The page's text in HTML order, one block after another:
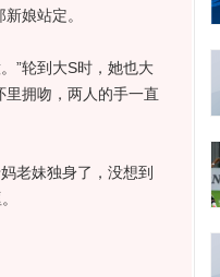
娘站定。
”轮到大S时，她也大
里拥吻，两人的手一直
老妹独身了，没想到